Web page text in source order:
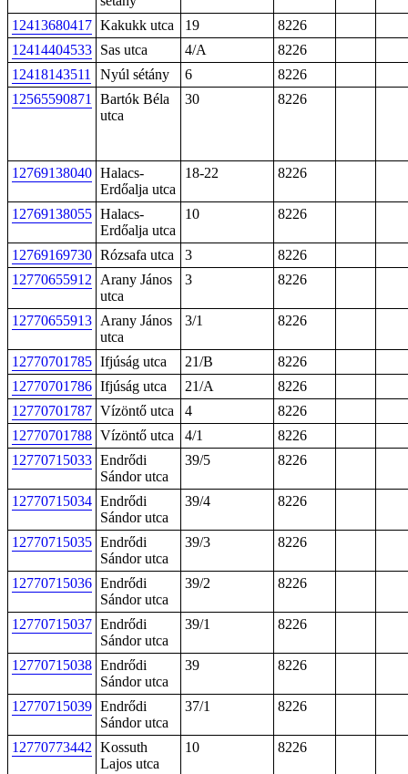
12413680417 Kakukk utca 19
8226
12414404533 Sas utca 4/A
8226
12418143511
Nyúl sétány 6
8226
12565590871
Bartók Béla
utca
30 8226
12769138040 Halacs-
Erdőalja utca
18-22 8226
12769138055 Halacs-
Erdőalja utca
10 8226
12769169730 Rózsafa utca 3
8226
12770655912
Arany János
utca
3 8226
12770655913 Arany János
utca
3/1 8226
12770701785 Ifjúság utca 21/B
8226
12770701786 Ifjúság utca 21/A
8226
12770701787 Vízöntő utca 4
8226
12770701788 Vízöntő utca 4/1
8226
12770715033 Endrődi
Sándor utca
39/5 8226
12770715034 Endrődi
Sándor utca
39/4 8226
12770715035 Endrődi
Sándor utca
39/3 8226
12770715036 Endrődi
Sándor utca
39/2 8226
12770715037 Endrődi
Sándor utca
39/1 8226
12770715038 Endrődi
Sándor utca
39 8226
12770715039 Endrődi
Sándor utca
37/1 8226
12770773442 Kossuth
Lajos utca
10 8226